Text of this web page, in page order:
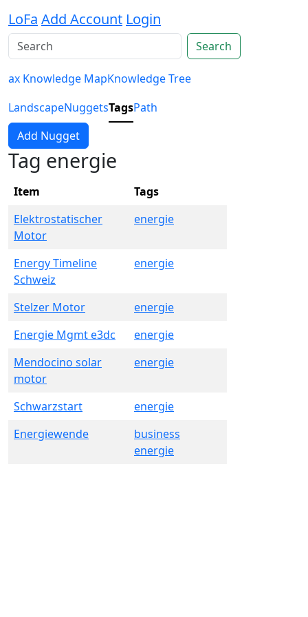
LoFa Add Account Login
Search
ax Knowledge MapKnowledge Tree
LandscapeNuggetsTagsPath
Add Nugget
Tag energie
Item
Tags
Elektrostatischer
Motor
energie
Energy Timeline
Schweiz
energie
Stelzer Motor
energie
Energie Mgmt e3dc
energie
Mendocino solar
motor
energie
Schwarzstart
energie
Energiewende
business
energie